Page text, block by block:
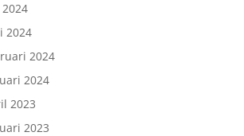
2024
2024
2024
2023
2023